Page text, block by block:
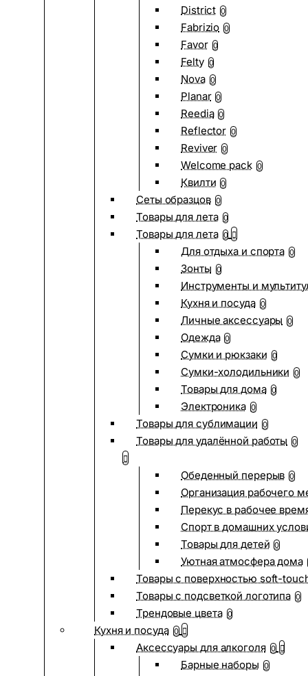
District 0
Fabrizio 0
Favor 0
Felty 0
Nova 0
Planar 0
Reedia 0
Reflector 0
Reviver 0
Welcome pack 0
Квилти 0
Сеты образцов 0
Товары для лета 0
Товары для лета 0
Для отдыха и спорта 0
Зонты 0
Инструменты и
Кухня и посуда 0
Личные аксессуары 0
Одежда 0
Сумки и рюкзаки 0
Сумки-холодильники 0
Товары для дома 0
Электроника 0
Товары для сублимации 0
Товары для удалённой работы 0
Обеденный перерыв 0
Организация рабочего
Перекус в рабочее
Спорт в домашних
Товары для детей 0
Уютная атмосфера дома
Товары с поверхностью soft-
Товары с подсветкой логотипа 0
Трендовые цвета 0
Кухня и посуда 0
Аксессуары для алкоголя 0
Барные наборы 0